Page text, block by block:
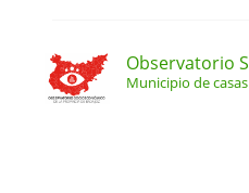
Observatorio
Municipio de